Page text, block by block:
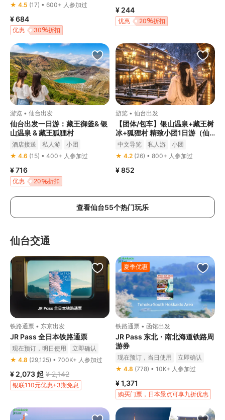
★ 4.5 (17) • 600+ 人参加过
¥ 684
30 折扣
优惠
¥ 244
20 折扣
优惠
游览 • 仙台出发
仙台出发一日游：藏王御釜& 银
山温泉 & 藏王狐狸村
酒店接送 私人游
小团
免费取消
★ 4.6 (15) • 400+ 人参加过
¥ 716
20 折扣
优惠
游览 • 仙台出发
【团体/包车】银山温泉+藏王树
冰+狐狸村 精致小团1日游（仙
台出发）
中文导览 私人游
小团
免费取消
★ 4.2 (26) • 800+ 人参加过
¥ 852
查看仙台55个热门玩乐
仙台交通
铁路通票 • 东京出发
JR Pass 全日本铁路通票
现在预订，明日使用
立即确认
★ 4.8 (29,125) • 700K+ 人参加过
¥ 2,073 起 ¥ 2,142
银联110元优惠+3期免息
上银信用卡独家立减30元
夏季优惠
铁路通票 • 函馆出发
JR Pass 东北・南北海道铁路周
游券
现在预订，当日使用
立即确认
★ 4.8 (778) • 10K+ 人参加过
¥ 1,371
购买门票，日本景点可享九折优惠